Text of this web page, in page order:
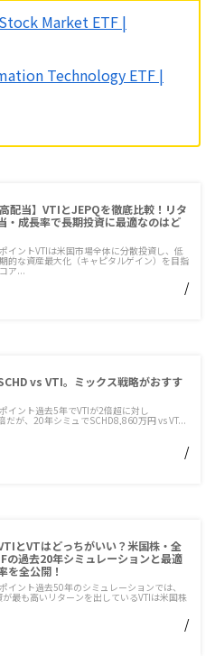
Market ETF |
Technology ETF |
高配当】VTIとJEPQを徹底比較！リタ
・成長率で長期投資に最適なのはど
イントVTIは米国市場全体に分散投資し、低
的な資産最大化（キャピタルゲイン）を目指
ア...
/
SCHD vs VTI。ミックス戦略がおすす
イント過去5年でVTIが2倍超に対し
だが、20年シミュでSCHD8,860万円 vs VT...
/
VTIとVTはどっちがいい？米国株・全
の過去20年シミュレーションと最適
を全公開！
イント過去50年のシミュレーションでは、
が最も高いリターンを出しているVTIは米国株
/